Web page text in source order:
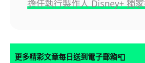
擔任執行製作人 Disney+ 獨
更多精彩文章每日送到電子郵箱📮